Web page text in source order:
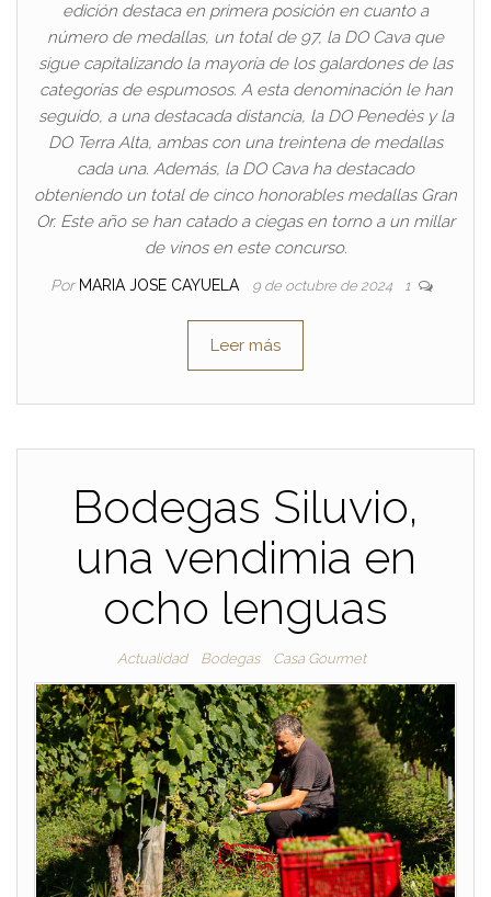
edición destaca en primera posición en cuanto a
número de medallas, un total de 97, la DO Cava que
sigue capitalizando la mayoría de los galardones de las
categorías de espumosos. A esta denominación le han
seguido, a una destacada distancia, la DO Penedès y la
DO Terra Alta, ambas con una treintena de medallas
cada una. Además, la DO Cava ha destacado
obteniendo un total de cinco honorables medallas Gran
Or. Este año se han catado a ciegas en torno a un millar
de vinos en este concurso.
Por MARIA JOSE CAYUELA 9 de octubre de 2024 1
Leer más
Bodegas Siluvio,
una vendimia en
ocho lenguas
Actualidad Bodegas Casa Gourmet